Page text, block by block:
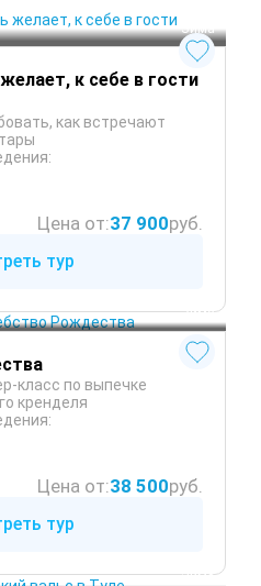
Зима
к себе в гости
как встречают
Цена от:37 900руб.
тур
Зима
класс по выпечке
кренделя
Цена от:38 500руб.
тур
Зима